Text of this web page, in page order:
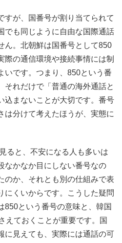
すが、国番号が割り当てられて
でも同じように自由な国際通話
ん。北朝鮮は国番号として850
際の通信環境や接続事情には制
いです。つまり、850という番
それだけで「普通の海外通話と
込まないことが大切です。番号
は分けて考えたほうが、実態に
ると、不安になる人も多いは
なかなか目にしない番号なの
のか、それとも別の仕組みで表
にくいからです。こうした疑問
850という番号の意味と、韓国
えておくことが重要です。国
に見えても、実際には通話の可